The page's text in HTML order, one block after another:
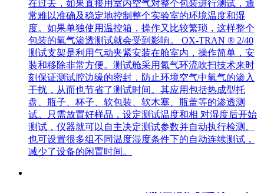
在过去，如果直接用室内空气对整个包装进行测试，通
常难以准确及稳定地控制整个实验室的环境温度和湿
度。如果单独使用温控箱，操作又比较繁琐，这样整个
包装的氧气渗透测试就会受到影响。 OX-TRAN ® 2/40
测试支架是利用气动夹紧安装在舱室内，操作简单，安
装和移除非常方便。测试舱采用氮气环流吹扫技术来时
刻保证测试腔边缘的密封，防止环境空气中氧气的渗入
干扰，从而也节省了测试时间。其应用包括热成型托
盘、瓶子、杯子、软包装、软木塞、瓶盖等的渗透测
试。只需放置好样品，设定测试温度和相 对湿度后开始
测试，仪器就可以自主决定测试参数并自动执行检测。
也可设置很多组不同温度湿度条件下的自动连续测试，
减少了设备的闲置时间。